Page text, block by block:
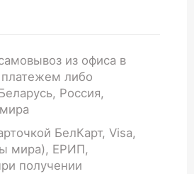
из офиса в
либо
Россия,
БелКарт, Visa,
мира), ЕРИП,
получении